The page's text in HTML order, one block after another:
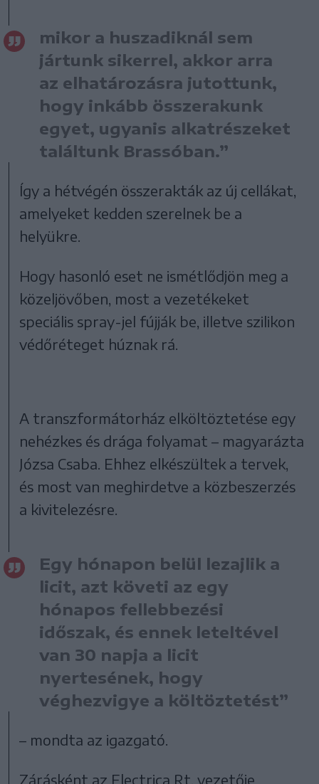
mikor a huszadiknál sem
jártunk sikerrel, akkor arra
az elhatározásra jutottunk,
hogy inkább összerakunk
egyet, ugyanis alkatrészeket
találtunk Brassóban.”
Így a hétvégén összerakták az új cellákat,
amelyeket kedden szerelnek be a
helyükre.
Hogy hasonló eset ne ismétlődjön meg a
közeljövőben, most a vezetékeket
speciális spray-jel fújják be, illetve szilikon
védőréteget húznak rá.
A transzformátorház elköltöztetése egy
nehézkes és drága folyamat – magyarázta
Józsa Csaba. Ehhez elkészültek a tervek,
és most van meghirdetve a közbeszerzés
a kivitelezésre.
Egy hónapon belül lezajlik a
licit, azt követi az egy
hónapos fellebbezési
időszak, és ennek leteltével
van 30 napja a licit
nyertesének, hogy
véghezvigye a költöztetést”
– mondta az igazgató.
Zárásként az Electrica Rt. vezetője